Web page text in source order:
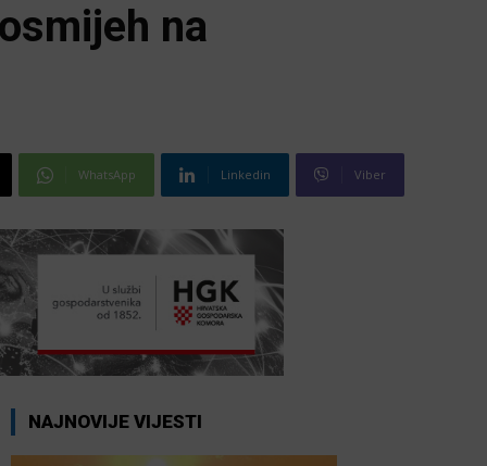
na
WhatsApp Linkedin Viber
NAJNOVIJE VIJESTI